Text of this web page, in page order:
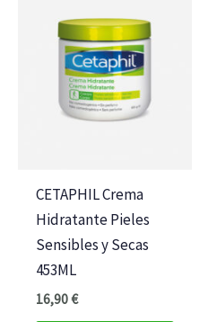
CETAPHIL Crema
Hidratante Pieles
Sensibles y Secas
453ML
16,90€